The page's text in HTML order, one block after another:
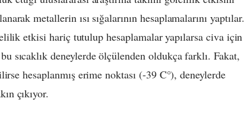
metallerin ısı sığalarının hesaplamalarını yaptılar.
etkisi hariç tutulup hesaplamalar yapılarsa civa için
sıcaklık deneylerde ölçülenden oldukça farklı. Fakat,
hesaplanmış erime noktası (-39 C°), deneylerde
çıkıyor.